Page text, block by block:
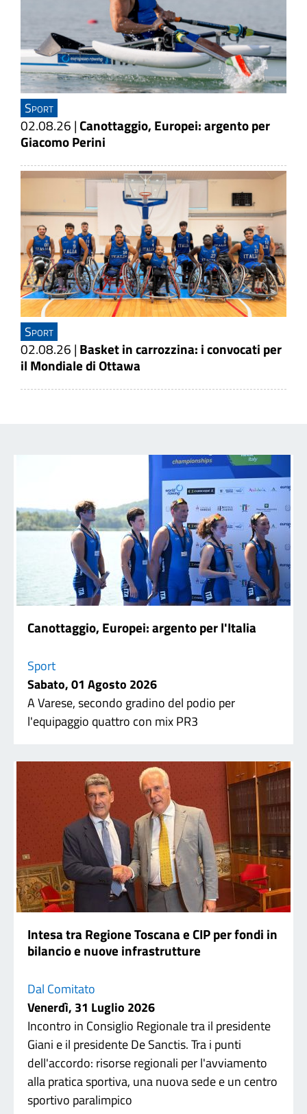
Sport
02.08.26 |Canottaggio, Europei: argento per
Giacomo Perini
Sport
02.08.26 | Basket in carrozzina: i convocati per
il Mondiale di Ottawa
Canottaggio, Europei: argento per l'Italia
Sport
Sabato, 01 Agosto 2026
A Varese, secondo gradino del podio per
l'equipaggio quattro con mix PR3
Intesa tra Regione Toscana e CIP per fondi in
bilancio e nuove infrastrutture
Dal Comitato
Venerdì, 31 Luglio 2026
Incontro in Consiglio Regionale tra il presidente
Giani e il presidente De Sanctis. Tra i punti
dell'accordo: risorse regionali per l'avviamento
alla pratica sportiva, una nuova sede e un centro
sportivo paralimpico